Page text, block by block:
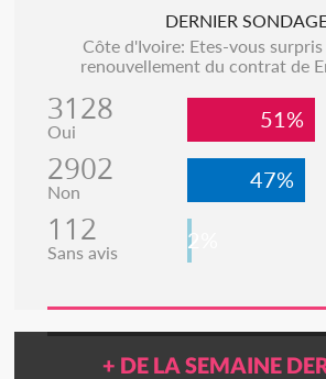
DERNIER
Côte d'Ivoire: Etes-vous
renouvellement du contrat de
3128
Oui 51%
2902
Non 47%
112
Sans avis 2%
+ DE LA SEMAINE